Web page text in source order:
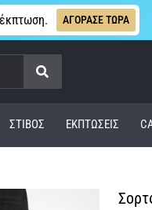
ΑΓΟΡΑΣΕ ΤΩΡΑ
Αναζήτηση
ΣΤΊΒΟΣ ΕΚΠΤΩΣΕΙΣ